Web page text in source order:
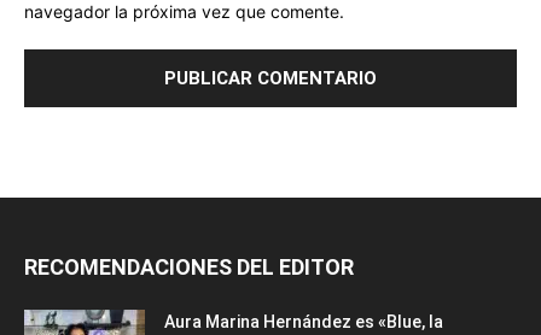
navegador la próxima vez que comente.
RECOMENDACIONES DEL EDITOR
Aura Marina Hernández es «Blue, la